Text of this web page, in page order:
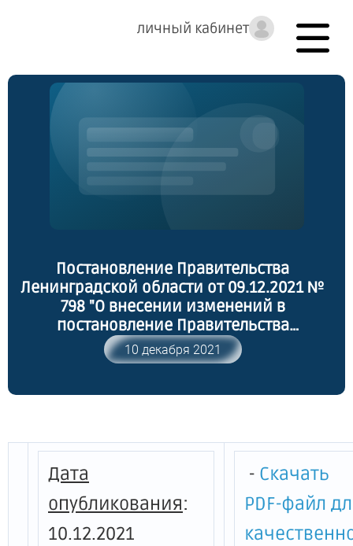
личный кабинет
Постановление Правительства
Ленинградской области от 09.12.2021 №
798 "О внесении изменений в
постановление Правительства
Ленинградской области от 11 декабря
2009 года № 371 "О порядке
отвода автомобильных дорог
межмуниципального значения"
10 декабря 2021
Дата
опубликования:
10.12.2021
- Скачать
PDF-файл